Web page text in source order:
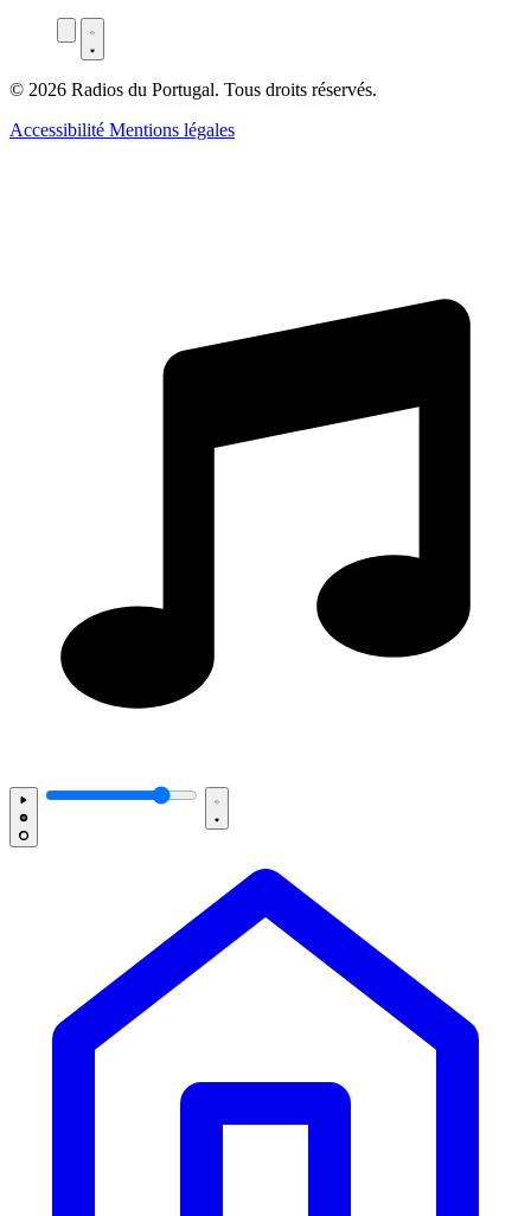
© 2026 Radios du Portugal. Tous droits réservés.
Accessibilité Mentions légales